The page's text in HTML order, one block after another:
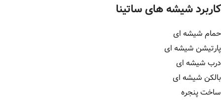
کاربرد شیشه های ساتینا
حمام شیشه ای
پارتیشن شیشه ای
درب شیشه ای
بالکن شیشه ای
ساخت پنجره